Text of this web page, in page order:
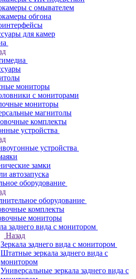
с омывателем
обгона
для камер
мониторы
с мониторами
мониторы
магнитолы
комплекты
устройства
устройства
замки
автозапуска
оборудование
оборудование
комплекты
мониторы
заднего вида с монитором
Назад
Зеркала заднего вида с монитором
Штатные зеркала заднего вида с
монитором
Универсальные зеркала заднего вида с